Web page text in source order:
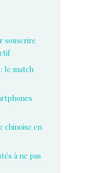
souscrire
le match
chinoise en
à ne pas